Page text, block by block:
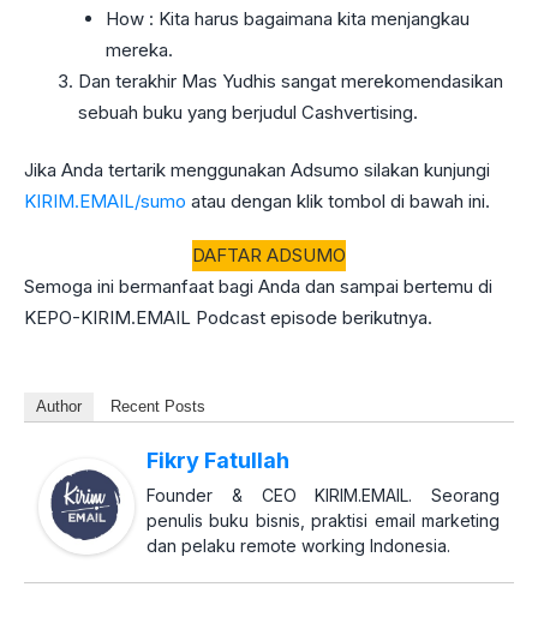
How : Kita harus bagaimana kita menjangkau
mereka.
Dan terakhir Mas Yudhis sangat merekomendasikan
sebuah buku yang berjudul Cashvertising.
Jika Anda tertarik menggunakan Adsumo silakan kunjungi
KIRIM.EMAIL/sumo atau dengan klik tombol di bawah ini.
DAFTAR ADSUMO
Semoga ini bermanfaat bagi Anda dan sampai bertemu di
KEPO-KIRIM.EMAIL Podcast episode berikutnya.
Author Recent Posts
Fikry Fatullah
Founder & CEO KIRIM.EMAIL. Seorang
penulis buku bisnis, praktisi email marketing
dan pelaku remote working Indonesia.